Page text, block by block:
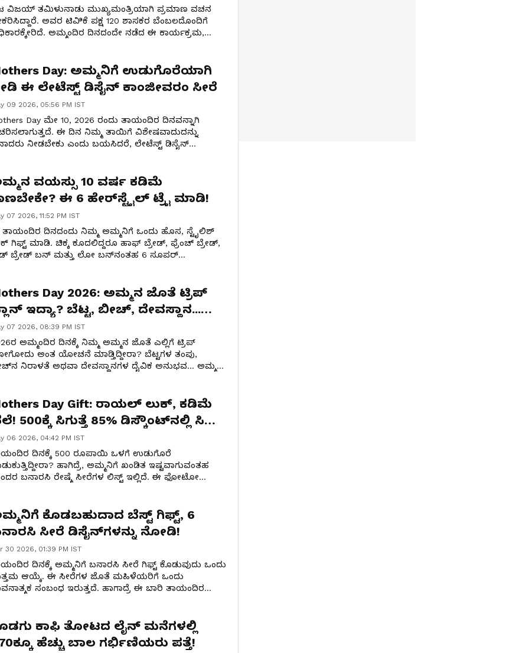
ವಿಜಯ್ ತಮಿಳುನಾಡು ಮುಖ್ಯಮಂತ್ರಿಯಾಗಿ ಪ್ರಮಾಣ ವಚನ
ಅವರ ಟಿವಿಿಕೆ ಪಕ್ಷ 120 ಶಾಸಕರ ಬೆಂಬಲದೊಂದಿಗೆ
ಅಮ್ಮಂದಿರ ದಿನದಂದೇ ನಡೆದ ಈ ಕಾರ್ಯಕ್ರಮ,
Day: ಅಮ್ಮನಿಗೆ ಉಡುಗೊರೆಯಾಗಿ
ಈ ಲೇಟೆಸ್ಟ್ ಡಿಸೈನ್ ಕಾಂಜೀವರಂ ಸೀರೆ
09 2026, 05:56 PM IST
Day ಮೇ 10, 2026 ರಂದು ತಾಯಂದಿರ ದಿನವನ್ನಾಗಿ
ಈ ದಿನ ನಿಮ್ಮ ತಾಯಿಗೆ ವಿಶೇಷವಾದುದನ್ನು
ನೀಡಬೇಕು ಎಂದು ಬಯಸಿದರೆ, ಲೇಟೆಸ್ಟ್ ಡಿಸೈನ್
ವಯಸ್ಸು 10 ವರ್ಷ ಕಡಿಮೆ
ಈ 6 ಹೇರ್‌ಸ್ಟೈಲ್‌ ಟ್ರೈ ಮಾಡಿ!
07 2026, 11:52 PM IST
ದಿನದಂದು ನಿಮ್ಮ ಅಮ್ಮನಿಗೆ ಒಂದು ಹೊಸ, ಸ್ಟೈಲಿಶ್
ಗಿಫ್ಟ್ ಮಾಡಿ. ಚಿಕ್ಕ ಕೂದಲಿದ್ದರೂ ಹಾಫ್ ಬ್ರೇಡ್, ಫ್ರೆಂಚ್ ಬ್ರೇಡ್,
ಬ್ರೇಡ್ ಬನ್ ಮತ್ತು ಲೋ ಬನ್‌ನಂತಹ 6 ಸೂಪರ್
Day 2026: ಅಮ್ಮನ ಜೊತೆ ಟ್ರಿಪ್
ಇದ್ಯಾ? ಬೆಟ್ಟ, ಬೀಚ್, ದೇವಸ್ಥಾನ...
ಬೆಸ್ಟ್ ಲಿಸ್ಟ್!
07 2026, 08:39 PM IST
ಅಮ್ಮಂದಿರ ದಿನಕ್ಕೆ ನಿಮ್ಮ ಅಮ್ಮನ ಜೊತೆ ಎಲ್ಲಿಗೆ ಟ್ರಿಪ್
ಅಂತ ಯೋಚನೆ ಮಾಡ್ತಿದ್ದೀರಾ? ಬೆಟ್ಟಗಳ ತಂಪು,
ನಿರಾಳತೆ ಅಥವಾ ದೇವಸ್ಥಾನಗಳ ದೈವಿಕ ಅನುಭವ... ಅಮ್ಮನ
Day Gift: ರಾಯಲ್ ಲುಕ್, ಕಡಿಮೆ
₹500ಕ್ಕೆ ಸಿಗುತ್ತೆ 85% ಡಿಸ್ಕೌಂಟ್‌ನಲ್ಲಿ ಸಿಲ್ಕ್
06 2026, 04:42 PM IST
ದಿನಕ್ಕೆ ₹500 ರೂಪಾಯಿ ಒಳಗೆ ಉಡುಗೊರೆ
ಹಾಗಿದ್ರೆ, ಅಮ್ಮನಿಗೆ ಖಂಡಿತ ಇಷ್ಟವಾಗುವಂತಹ
ಬನಾರಸಿ ರೇಷ್ಮೆ ಸೀರೆಗಳ ಲಿಸ್ಟ್ ಇಲ್ಲಿದೆ. ಈ ಫೋಟೋ
ಕೊಡಬಹುದಾದ ಬೆಸ್ಟ್ ಗಿಫ್ಟ್, 6
ಸೀರೆ ಡಿಸೈನ್‌ಗಳನ್ನು ನೋಡಿ!
30 2026, 01:39 PM IST
ದಿನಕ್ಕೆ ಅಮ್ಮನಿಗೆ ಬನಾರಸಿ ಸೀರೆ ಗಿಫ್ಟ್ ಕೊಡುವುದು ಒಂದು
ಆಯ್ಕೆ. ಈ ಸೀರೆಗಳ ಜೊತೆ ಮಹಿಳೆಯರಿಗೆ ಒಂದು
ಸಂಬಂಧ ಇರುತ್ತದೆ. ಹಾಗಾದ್ರೆ ಈ ಬಾರಿ ತಾಯಂದಿರ
ಕಾಫಿ ತೋಟದ ಲೈನ್ ಮನೆಗಳಲ್ಲಿ
ಹೆಚ್ಚು ಬಾಲ ಗರ್ಭಿಣಿಯರು ಪತ್ತೆ!